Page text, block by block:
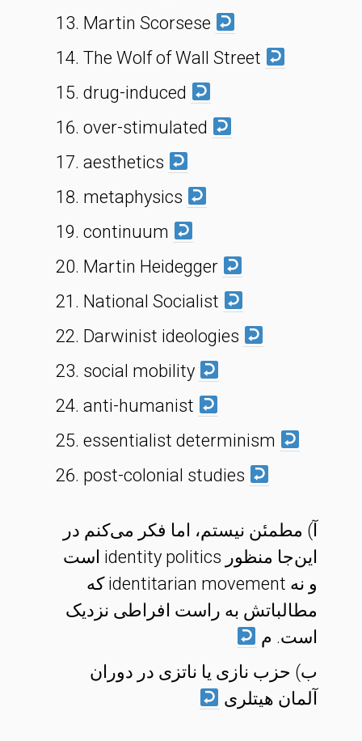
Martin Scorsese
The Wolf of Wall Street
drug-induced
over-stimulated
aesthetics
metaphysics
continuum
Martin Heidegger
National Socialist
Darwinist ideologies
social mobility
anti-humanist
essentialist determinism
post-colonial studies
آ) مطمئن نیستم، اما فکر می‌کنم در
این‌جا منظور identity politics است
و نه identitarian movement که
مطالباتش به راست‌ افراطی نزدیک
است. م
ب) حزب نازی یا ناتزی در دوران
آلمان هیتلری